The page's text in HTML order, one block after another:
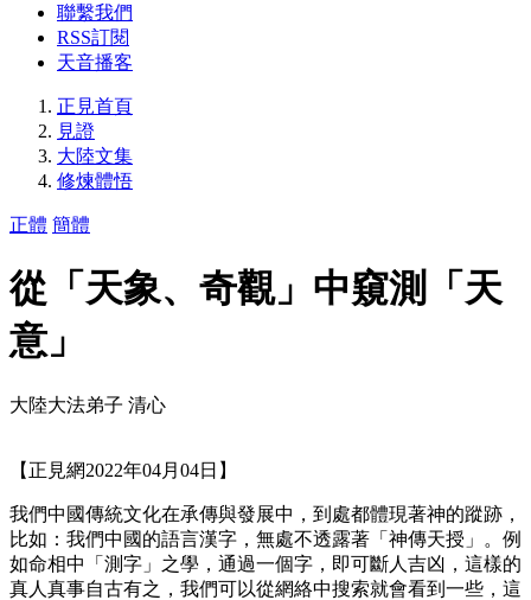
聯繫我們
RSS訂閱
天音播客
正見首頁
見證
大陸文集
修煉體悟
正體 簡體
從「天象、奇觀」中窺測「天
意」
大陸大法弟子 清心
【正見網2022年04月04日】
我們中國傳統文化在承傳與發展中，到處都體現著神的蹤跡，
比如：我們中國的語言漢字，無處不透露著「神傳天授」。例
如命相中「測字」之學，通過一個字，即可斷人吉凶，這樣的
真人真事自古有之，我們可以從網絡中搜索就會看到一些，這